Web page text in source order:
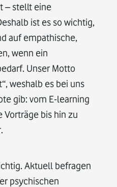
– stellt eine
ist es so wichtig,
auf empathische,
wenn ein
Unser Motto
weshalb es bei uns
gib: vom E-learning
Vorträge bis hin zu
Aktuell befragen
psychischen